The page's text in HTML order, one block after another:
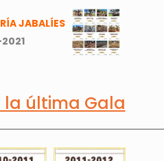
JABALÍES
la última Gala